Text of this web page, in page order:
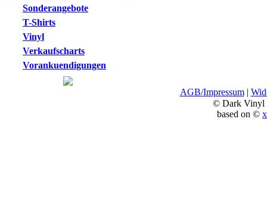
Sonderangebote
T-Shirts
Vinyl
Verkaufscharts
Vorankuendigungen
AGB/Impressum|
© Dark Vinyl
based on ©